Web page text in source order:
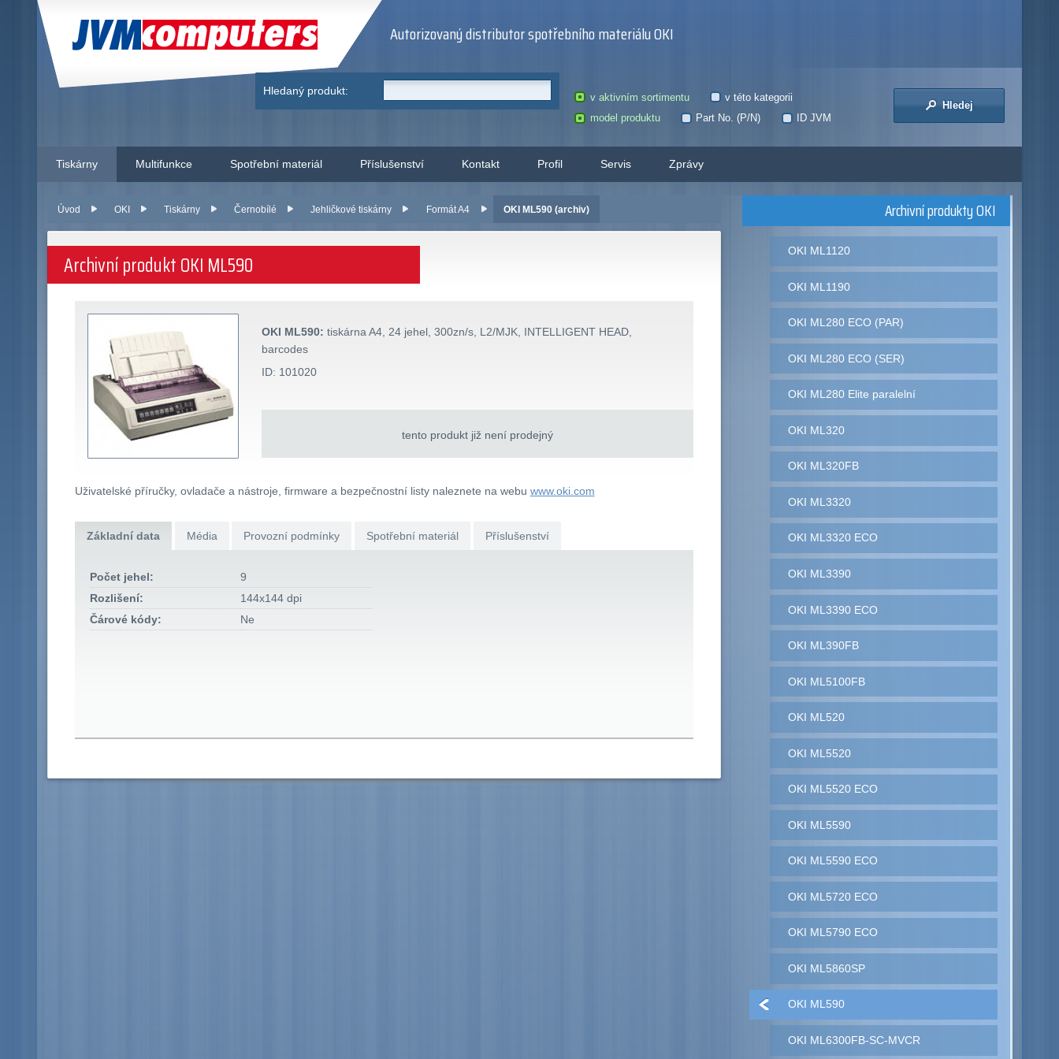
JVM Computers Autorizovaný distributor spotřebního materiálu OKI
Hledaný produkt:
v aktivním sortimentu
v této kategorii
model produktu
Part No. (P/N) ID JVM
Hledej
Tiskárny Multifunkce Spotřební materiál Příslušenství Kontakt Profil Servis Zprávy
Úvod OKI Tiskárny Černobílé Jehličkové tiskárny Formát A4 OKI ML590 (archiv)
Archivní produkt OKI ML590
OKI ML590: tiskárna A4, 24 jehel, 300zn/s, L2/MJK, INTELLIGENT HEAD,
barcodes
ID: 101020
tento produkt již není prodejný
Uživatelské příručky, ovladače a nástroje, firmware a bezpečnostní listy naleznete na webu www.oki.com
Základní data Média Provozní podmínky Spotřební materiál Příslušenství
Počet jehel:
9
Rozlišení:
144x144 dpi
Čárové kódy:
Ne
Archivní produkty OKI
OKI ML1120
OKI ML1190
OKI ML280 ECO (PAR)
OKI ML280 ECO (SER)
OKI ML280 Elite paralelní
OKI ML320
OKI ML320FB
OKI ML3320
OKI ML3320 ECO
OKI ML3390
OKI ML3390 ECO
OKI ML390FB
OKI ML5100FB
OKI ML520
OKI ML5520
OKI ML5520 ECO
OKI ML5590
OKI ML5590 ECO
OKI ML5720 ECO
OKI ML5790 ECO
OKI ML5860SP
OKI ML590
OKI ML6300FB-SC-MVCR